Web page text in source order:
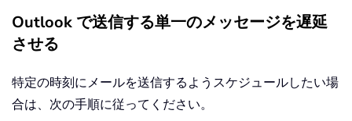
Outlook で送信する単一のメッセージを遅延
させる
特定の時刻にメールを送信するようスケジュールしたい場
合は、次の手順に従ってください。